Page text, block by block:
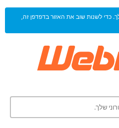
כדי לשנות שוב את האזור בדפדפן זה,